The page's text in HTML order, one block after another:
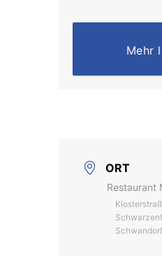
Mehr
ORT
Restaurant